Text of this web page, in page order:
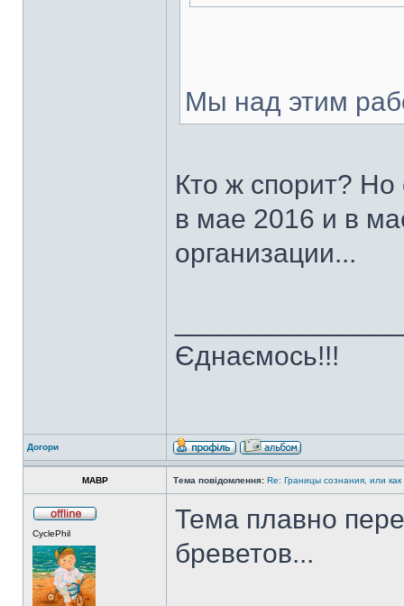
Мы над этим
Кто ж спорит? Но
в мае 2016 и в
организации...
Єднаємось!!!
Догори
MABP Тема повідомлення: Re: Границы сознания, или как
CyclePhil
Тема плавно
бреветов...